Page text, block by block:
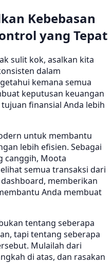
Kebebasan
yang Tepat
sulit kok, asalkan kita
dalam
kemana semua
keputusan keuangan
finansial Anda lebih
untuk membantu
lebih efisien. Sebagai
canggih, Moota
semua transaksi dari
memberikan
Anda membuat
tentang seberapa
tapi tentang seberapa
Mulailah dari
di atas, dan rasakan